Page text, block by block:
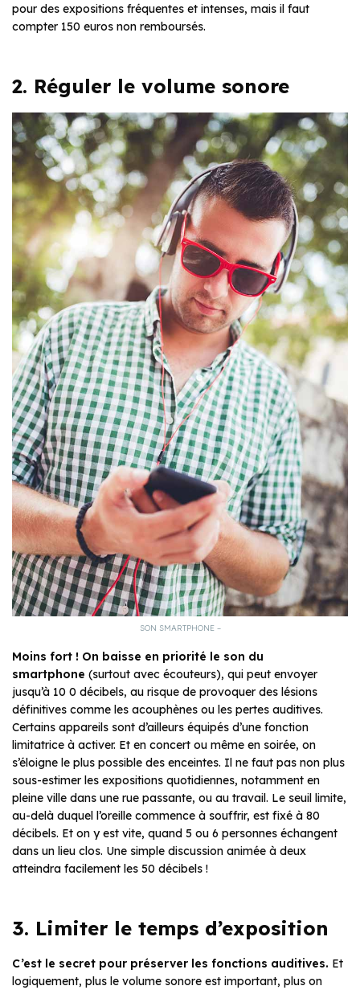
pour des expositions fréquentes et intenses, mais il faut
compter 150 euros non remboursés.
2. Réguler le volume sonore
SON SMARTPHONE –
Moins fort ! On baisse en priorité le son du
smartphone (surtout avec écouteurs), qui peut envoyer
jusqu’à 10 0 décibels, au risque de provoquer des lésions
définitives comme les acouphènes ou les pertes auditives.
Certains appareils sont d’ailleurs équipés d’une fonction
limitatrice à activer. Et en concert ou même en soirée, on
s’éloigne le plus possible des enceintes. Il ne faut pas non plus
sous-estimer les expositions quotidiennes, notamment en
pleine ville dans une rue passante, ou au travail. Le seuil limite,
au-delà duquel l’oreille commence à souffrir, est fixé à 80
décibels. Et on y est vite, quand 5 ou 6 personnes échangent
dans un lieu clos. Une simple discussion animée à deux
atteindra facilement les 50 décibels !
3. Limiter le temps d’exposition
C’est le secret pour préserver les fonctions auditives. Et
logiquement, plus le volume sonore est important, plus on